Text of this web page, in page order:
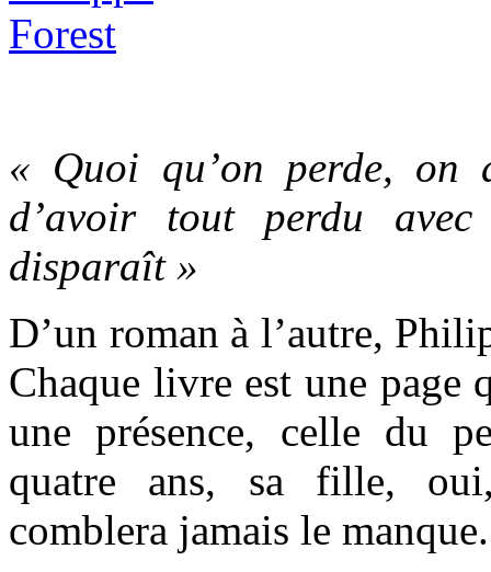
« Quoi qu’on perde, on
d’avoir tout perdu
disparaît »
D’un roman à l’autre,
Chaque livre est une page
une présence, celle du
quatre ans, sa fille,
comblera jamais le manque.